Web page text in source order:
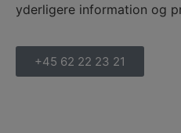
yderligere information og
+45 62 22 23 21